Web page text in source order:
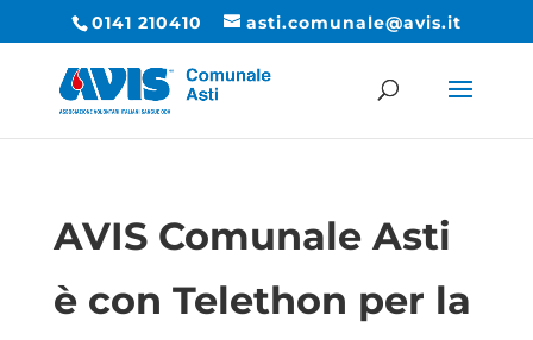
0141 210410 asti.comunale@avis.it
AVIS Comunale Asti
è con Telethon per la